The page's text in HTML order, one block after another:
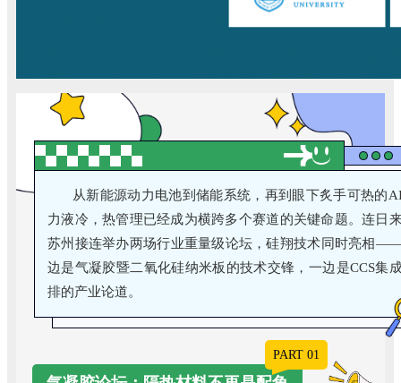
从新能源动力电池到储能系统，再到眼下炙手可热的
力液冷，热管理已经成为横跨多个赛道的关键命题。连日
苏州接连举办两场行业重量级论坛，硅翔技术同时亮相
边是气凝胶暨二氧化硅纳米板的技术交锋，一边是CCS集
排的产业论道。
PART 01